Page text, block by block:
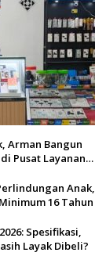
Arman Bangun
Pusat Layanan
Anak,
16 Tahun
Spesifikasi,
Layak Dibeli?